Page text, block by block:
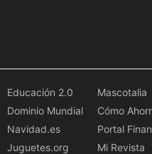
Educación 2.0
Dominio Mundial
Navidad.es
Juguetes.org
Mascotalia
Cómo
Portal
Mi Revista